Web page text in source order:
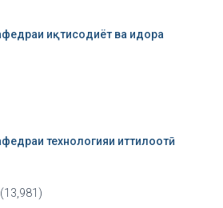
иқтисодиёт ва идора
технологияи иттилоотӣ
(13,981)